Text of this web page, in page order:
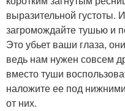
выразительной густоты.
загромождайте тушью и
Это убьет ваши глаза,
ведь нам нужен совсем
вместо туши
наложите ее под
от них.